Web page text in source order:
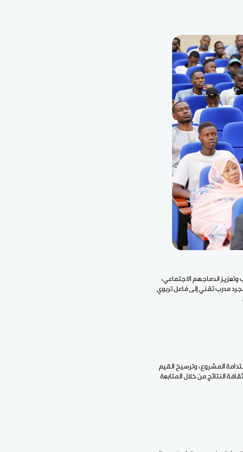
اندماجهم الاجتماعي،
مدرب تقني إلى فاعل تربوي
المشروع، وترسيخ القيم
النتائج من خلال المتابعة